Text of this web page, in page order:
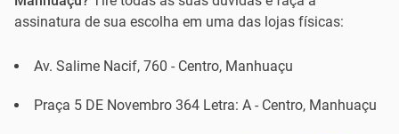
assinatura de sua escolha em uma das lojas físicas:
Av. Salime Nacif, 760 - Centro, Manhuaçu
Praça 5 DE Novembro 364 Letra: A - Centro, Manhuaçu